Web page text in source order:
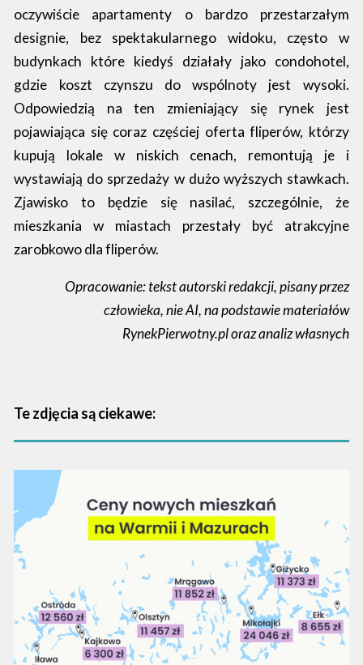
oczywiście apartamenty o bardzo przestarzałym
designie, bez spektakularnego widoku, często w
budynkach które kiedyś działały jako condohotel,
gdzie koszt czynszu do wspólnoty jest wysoki.
Odpowiedzią na ten zmieniający się rynek jest
pojawiająca się coraz częściej oferta fliperów, którzy
kupują lokale w niskich cenach, remontują je i
wystawiają do sprzedaży w dużo wyższych stawkach.
Zjawisko to będzie się nasilać, szczególnie, że
mieszkania w miastach przestały być atrakcyjne
zarobkowo dla fliperów.
Opracowanie: tekst autorski redakcji, pisany przez
człowieka, nie AI, na podstawie materiałów
RynekPierwotny.pl oraz analiz własnych
Te zdjęcia są ciekawe: